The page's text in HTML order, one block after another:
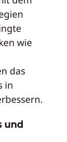
wie
das
in
und